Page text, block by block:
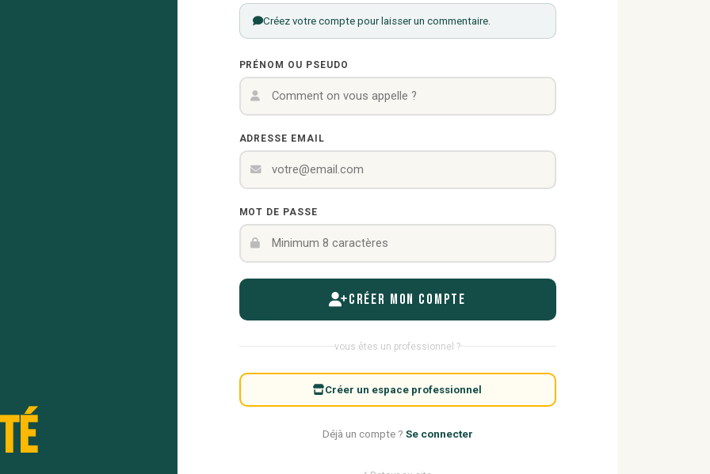
Créez votre compte pour laisser un commentaire.
PRÉNOM OU PSEUDO
ADRESSE EMAIL
MOT DE PASSE
Créer mon compte
vous êtes un professionnel ?
Créer un espace professionnel
Déjà un compte ? Se connecter